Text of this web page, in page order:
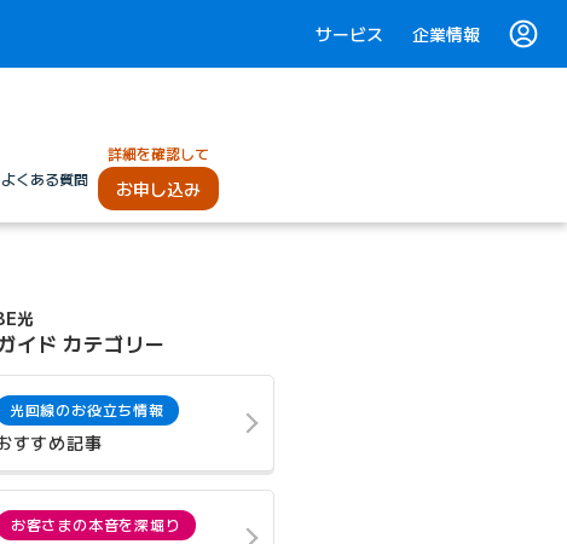
サービス 企業情報
よくある質問
詳細を確認して
お申し込み
光
イド カテゴリー
光回線のお役立ち情報
すすめ記事
お客さまの本音を深堀り